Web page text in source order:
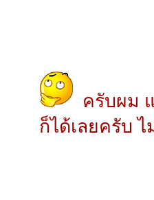
ครับผม
ก็ได้เลยครับ